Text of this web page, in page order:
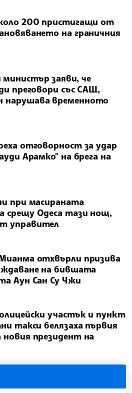
200 пристигащи от
на граничния
заяви, че
преговори със САЩ,
нарушава временното
отговорност за удар
Арамко" на брега на
при масираната
срещу Одеса тази нощ,
управител
отхвърли призива
на бившата
Аун Сан Су Чжи
участък и пункт
такси белязаха първия
президент на